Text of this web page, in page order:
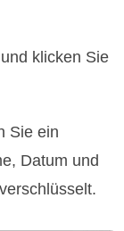
klicken Sie
Sie ein
Datum und